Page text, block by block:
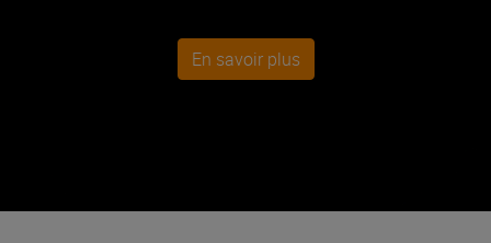
En savoir plus